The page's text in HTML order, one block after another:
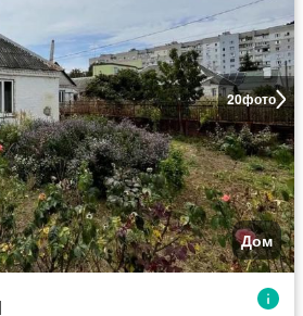
20фото
Дом